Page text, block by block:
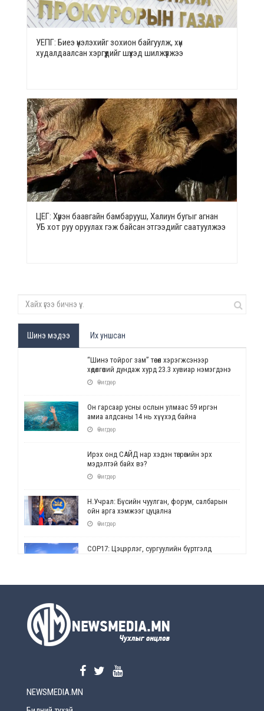
УЕПГ: Биеэ үнэлэхийг зохион байгуулж, хүн
худалдаалсан хэргүүдийг шүүхэд шилжүүлжээ
ЦЕГ: Хүрэн баавгайн бамбарууш, Халиун бугыг агнан
УБ хот руу оруулах гэж байсан этгээдийг саатуулжээ
Шинэ мэдээ Их уншсан
“Шинэ тойрог зам” төсөл хэрэгжсэнээр
хөдөлгөөний дундаж хурд 23.3 хувиар нэмэгдэнэ
Өчигдөр
Он гарсаар усны ослын улмаас 59 иргэн
амиа алдсаны 14 нь хүүхэд байна
Өчигдөр
Ирэх онд САЙД нар хэдэн төгрөгийн эрх
мэдэлтэй байх вэ?
Өчигдөр
Н.Учрал: Бүсийн чуулган, форум, салбарын
ойн арга хэмжээг цуцална
Өчигдөр
СОР17: Цэцэрлэг, сургуулийн бүртгэлд
Өчигдөр
Өчигдөр
NEWSMEDIA.MN